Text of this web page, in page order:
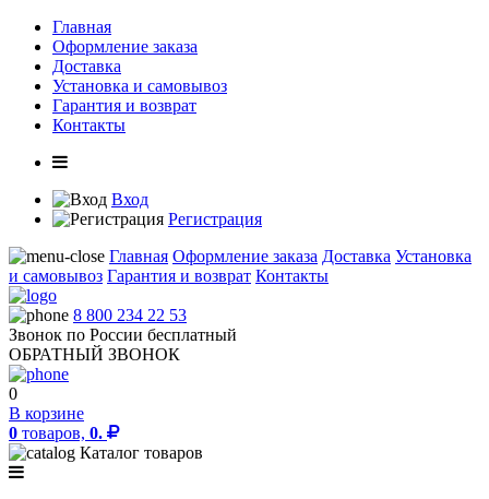
Главная
Оформление заказа
Доставка
Установка и самовывоз
Гарантия и возврат
Контакты
Вход
Регистрация
Главная Оформление заказа Доставка Установка
и самовывоз Гарантия и возврат Контакты
8 800 234 22 53
Звонок по России бесплатный
ОБРАТНЫЙ ЗВОНОК
0
В корзине
0 товаров, 0.
Каталог товаров